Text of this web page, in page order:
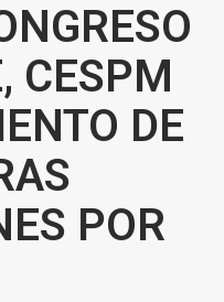
CESPM
DE
POR